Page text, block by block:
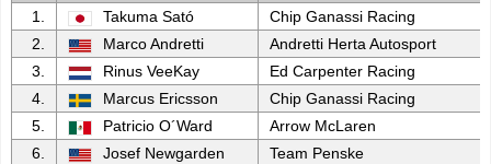
1.
Takuma Sató
Chip Ganassi Racing
2.
Marco Andretti
Andretti Herta Autosport
3.
Rinus VeeKay
Ed Carpenter Racing
4.
Marcus Ericsson
Chip Ganassi Racing
5.
Patricio O´Ward
Arrow McLaren
6.
Josef Newgarden
Team Penske